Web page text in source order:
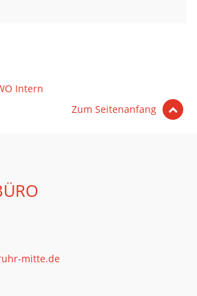
Intern
Zum Seitenanfang
mitte.de